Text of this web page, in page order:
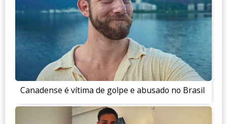
Canadense é vítima de golpe e abusado no Brasil